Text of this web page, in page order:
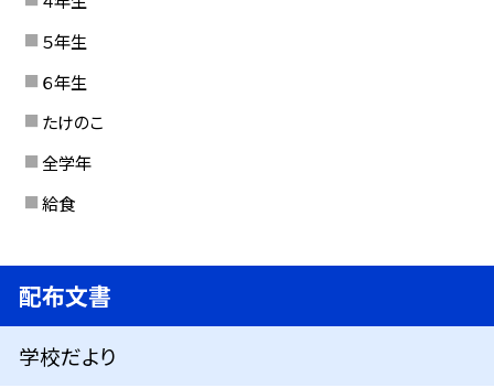
５年生
６年生
たけのこ
全学年
給食
配布文書
学校だより